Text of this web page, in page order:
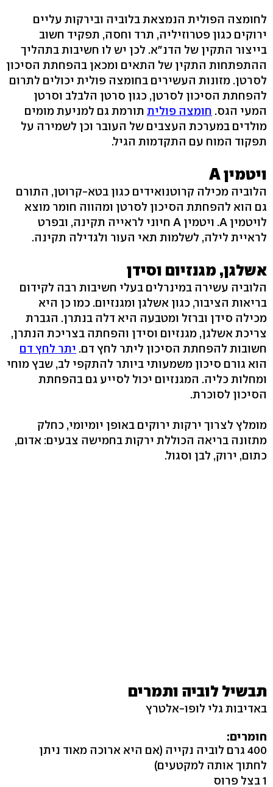
לחומצה הפולית הנמצאת בלוביה ובירקות עליים
ירוקים כגון פטרוזיליה, תרד וחסה, תפקיד חשוב
בייצור התקין של הדנ"א. לכן יש לו חשיבות בתהליך
ההתפתחות התקין של התאים ומכאן בהפחתת הסיכון
לסרטן. מזונות העשירים בחומצה פולית יכולים לתרום
להפחתת הסיכון לסרטן, כגון סרטן הלבלב וסרטן
המעי הגס. חומצה פולית תורמת גם למניעת מומים
מולדים במערכת העצבים של העובר וכן לשמירה על
תפקוד המוח עם התקדמות הגיל.
ויטמין A
הלוביה מכילה קרוטנואידים כגון בטא-קרוטן, התורם
גם הוא להפחתת הסיכון לסרטן ומהווה חומר מוצא
לויטמין A. ויטמין A חיוני לראייה תקינה, ובפרט
לראיית לילה, לשלמות תאי העור ולגדילה תקינה.
אשלגן, מגנזיום וסידן
הלוביה עשירה במינרלים בעלי חשיבות רבה לקידום
בריאות הציבור, כגון אשלגן ומגנזיום. כמו כן היא
מכילה סידן וברזל ומטבעה היא דלה בנתרן. הגברת
צריכת אשלגן, מגנזיום וסידן והפחתה בצריכת הנתרן,
חשובות להפחתת הסיכון ליתר לחץ דם. יתר לחץ דם
הוא גורם סיכון משמעותי ביותר להתקפי לב, שבץ מוחי
ומחלות כליה. המגנזיום יכול לסייע גם בהפחתת
הסיכון לסוכרת.
מומלץ לצרוך ירקות ירוקים באופן יומיומי, כחלק
מתזונה בריאה הכוללת ירקות בחמישה צבעים: אדום,
כתום, ירוק, לבן וסגול.
תבשיל לוביה ותמרים
באדיבות גלי לופו-אלטרץ
חומרים:
400 גרם לוביה נקייה (אם היא ארוכה מאוד ניתן
לחתוך אותה למקטעים)
1 בצל פרוס